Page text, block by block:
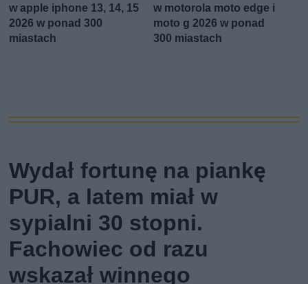
w apple iphone 13, 14, 15
2026 w ponad 300
miastach
w motorola moto edge i
moto g 2026 w ponad
300 miastach
Wydał fortunę na piankę
PUR, a latem miał w
sypialni 30 stopni.
Fachowiec od razu
wskazał winnego